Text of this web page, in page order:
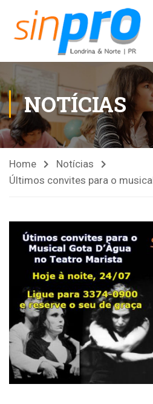
NOTÍCIAS
Home
Notícias
Últimos convites para o